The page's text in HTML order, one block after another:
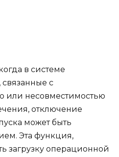
в системе
с
или несовместимостью
отключение
может быть
Эта функция,
загрузку операционной